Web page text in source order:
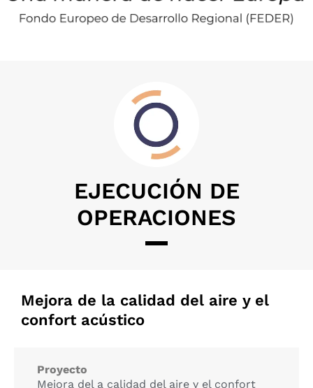
EJECUCIÓN DE
OPERACIONES
Mejora de la calidad del aire y el
confort acústico
Proyecto
Mejora del a calidad del aire y el confort